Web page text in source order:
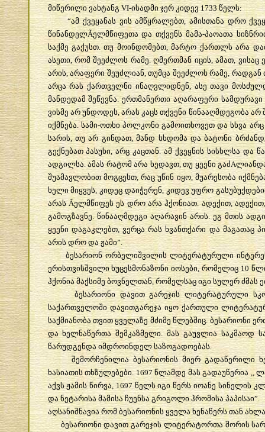
მიწერილი ვახტანგVI-ისადმი ჯერ კიდევ1733წელს:
“ამ ქვეყანას ვის ამწყრალებთ ,ამისთანა დრო
წინანდელÃელმწიფეთა და თქვენს მამა-პაოათა
საქმე გაქუსთ.თუ მოინდომებთ,მარტო ქართლს არა
ასეთი,რომ შეეძლოს რამე.ღმერთმან იცის,ამათ ,ვისაც
არის,არაფერი შეუძლიან,თუმცა შეეძლოს რამე,რადგან
არცა რას ქართველნი ინაღვლიდნენ,ასე თავი
მანდედამ შეწევნა .ერთმანერთი აღარაფერი სამდურავი
ვისმე არ უნდოდეს,არას კაცს თქვენი წინააღმდეგობა არ
იქმნება.სამი-ოთხი პოლკონი გამოითხოვეთ და სხვა არც
სარის, თუ არ გინდათ,მანდ სხდომა და ბატონი
გექნებათ პასუხი,არც კაცთან.ამ ქვეყნის სისხლსა და
ადგილსა .ამას რატომ არა ხედავთ,თუ ყეენი გაძA
შუამავლობით მოგცესთ,რაც უწინ იყო,მუარესობა
ხელი მიყვეს,კიდეც დაიჭერენ,კიდევ უფრო
არასÃელმწიფეს ეს დრო არა ჰქონიათ.ადექით,ადექით
გამოგზავნე .წინააღმდეგი აღარავინ არის. ეგ მთის
ყეენი დაგაკლებთ, ვერცა რას ხვანთქარი და მაგათაც
არის დრო და ჟამი”.
ბესარიონ ორბელიშვილის ლიტერატურული
ერისთვისშვილი ხუცესმონაზონი იოსები,რომელიც10
ჰქონია მაქსიმე ბოვნელთან,რომელსაც იგი სულერ ძმას
ბესარიონი დავით გარეჯის ლიტერატურული
საქართველოში დავითგარეჯა იყო ქართული
საქმიანობა თვით ყველაზე მძიმე წლებშიც.ბესარიონი
და ხელნაწერთა შემკაზმელი .მას გაუვლია საკმაოდ
წარუდგენდა იმდროინდელ საზოგადოებას.
შემორჩენილია ბესარიონის მიერ გადაწერილი
ხასიათის თხზულებები. 1697 წლამდე მას გადაუწერია ,,
აქვს ჟამის წირვა, 1697 წელს იგი წერს იოანე სინელის
და ნეტარისა მამისა ჩუენსა გრიგოლი ჰრომისა პაპისაი”.
აღსანიშნავია რომ ბესარიონის ყველა ხენაწერს თან
ბესარიონი დავით გარეჯის ლიტერატორთა შორის